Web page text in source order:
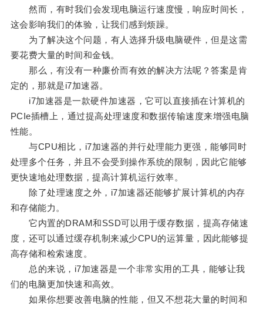
然而，有时我们会发现电脑运行速度慢，响应时间长，
这会影响我们的体验，让我们感到烦躁。
为了解决这个问题，有人选择升级电脑硬件，但是这需
要花费大量的时间和金钱。
那么，有没有一种廉价而有效的解决方法呢？答案是肯
定的，那就是i7加速器。
i7加速器是一款硬件加速器，它可以直接插在计算机的
PCIe插槽上，通过提高处理速度和数据传输速度来增强电脑
性能。
与CPU相比，i7加速器的并行处理能力更强，能够同时
处理多个任务，并且不会受到操作系统的限制，因此它能够
更快速地处理数据，提高计算机运行效率。
除了处理速度之外，i7加速器还能够扩展计算机的内存
和存储能力。
它内置的DRAM和SSD可以用于缓存数据，提高存储速
度，还可以通过缓存机制来减少CPU的运算量，因此能够提
高存储和检索速度。
总的来说，i7加速器是一个非常实用的工具，能够让我
们的电脑更加快速和高效。
如果你想要改善电脑的性能，但又不想花大量的时间和